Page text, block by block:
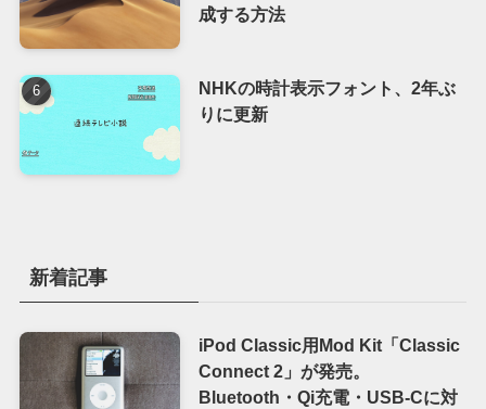
成する方法
NHKの時計表示フォント、2年ぶ
りに更新
新着記事
iPod Classic用Mod Kit「Classic
Connect 2」が発売。
Bluetooth・Qi充電・USB-Cに対